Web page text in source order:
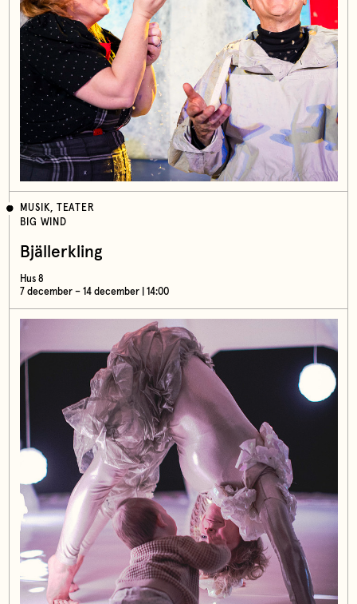
MUSIK, TEATER
BIG WIND
Bjällerkling
Hus 8
7 december – 14 december | 14:00